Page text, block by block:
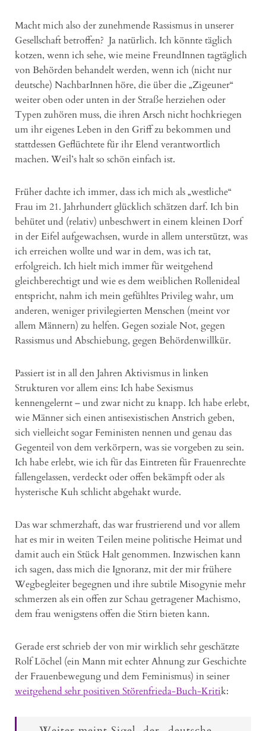
Macht mich also der zunehmende Rassismus in unserer
Gesellschaft betroffen? Ja natürlich. Ich könnte täglich
kotzen, wenn ich sehe, wie meine FreundInnen tagtäglich
von Behörden behandelt werden, wenn ich (nicht nur
deutsche) NachbarInnen höre, die über die „Zigeuner“
weiter oben oder unten in der Straße herziehen oder
Typen zuhören muss, die ihren Arsch nicht hochkriegen
um ihr eigenes Leben in den Griff zu bekommen und
stattdessen Geflüchtete für ihr Elend verantwortlich
machen. Weil’s halt so schön einfach ist.
Früher dachte ich immer, dass ich mich als „westliche“
Frau im 21. Jahrhundert glücklich schätzen darf. Ich bin
behütet und (relativ) unbeschwert in einem kleinen Dorf
in der Eifel aufgewachsen, wurde in allem unterstützt, was
ich erreichen wollte und war in dem, was ich tat,
erfolgreich. Ich hielt mich immer für weitgehend
gleichberechtigt und wie es dem weiblichen Rollenideal
entspricht, nahm ich mein gefühltes Privileg wahr, um
anderen, weniger privilegierten Menschen (meint vor
allem Männern) zu helfen. Gegen soziale Not, gegen
Rassismus und Abschiebung, gegen Behördenwillkür.
Passiert ist in all den Jahren Aktivismus in linken
Strukturen vor allem eins: Ich habe Sexismus
kennengelernt – und zwar nicht zu knapp. Ich habe erlebt,
wie Männer sich einen antisexistischen Anstrich geben,
sich vielleicht sogar Feministen nennen und genau das
Gegenteil von dem verkörpern, was sie vorgeben zu sein.
Ich habe erlebt, wie ich für das Eintreten für Frauenrechte
fallengelassen, verdeckt oder offen bekämpft oder als
hysterische Kuh schlicht abgehakt wurde.
Das war schmerzhaft, das war frustrierend und vor allem
hat es mir in weiten Teilen meine politische Heimat und
damit auch ein Stück Halt genommen. Inzwischen kann
ich sagen, dass mich die Ignoranz, mit der mir frühere
Wegbegleiter begegnen und ihre subtile Misogynie mehr
schmerzen als ein offen zur Schau getragener Machismo,
dem frau wenigstens offen die Stirn bieten kann.
Gerade erst schrieb der von mir wirklich sehr geschätzte
Rolf Löchel (ein Mann mit echter Ahnung zur Geschichte
der Frauenbewegung und dem Feminismus) in seiner
weitgehend sehr positiven Störenfrieda-Buch-Kritik: